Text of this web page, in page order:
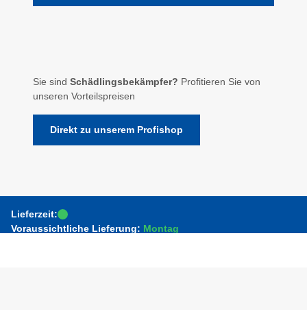
Sie sind Schädlingsbekämpfer? Profitieren Sie von
unseren Vorteilspreisen
Direkt zu unserem Profishop
Lieferzeit:
Voraussichtliche Lieferung: Montag